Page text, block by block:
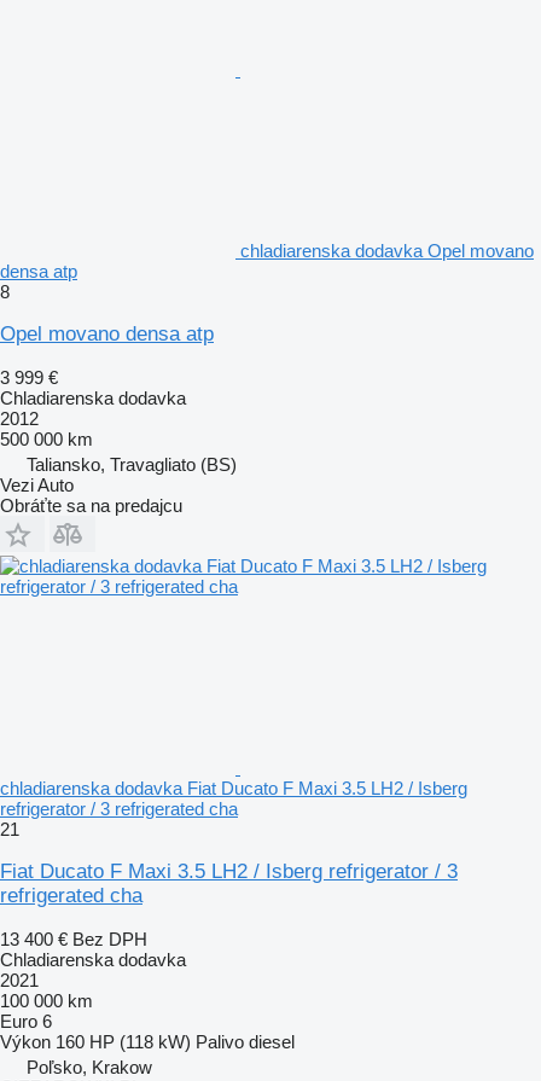
chladiarenska dodavka Opel movano
densa atp
8
Opel movano densa atp
3 999 €
Chladiarenska dodavka
2012
500 000 km
Taliansko, Travagliato (BS)
Vezi Auto
Obráťte sa na predajcu
chladiarenska dodavka Fiat Ducato F Maxi 3.5 LH2 / Isberg
refrigerator / 3 refrigerated cha
21
Fiat Ducato F Maxi 3.5 LH2 / Isberg refrigerator / 3
refrigerated cha
13 400 € Bez DPH
Chladiarenska dodavka
2021
100 000 km
Euro 6
Výkon 160 HP (118 kW) Palivo diesel
Poľsko, Krakow